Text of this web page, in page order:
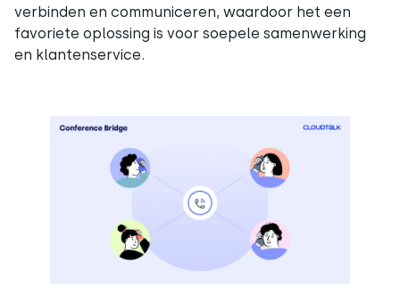
verbinden en communiceren, waardoor het een
favoriete oplossing is voor soepele samenwerking
en klantenservice.